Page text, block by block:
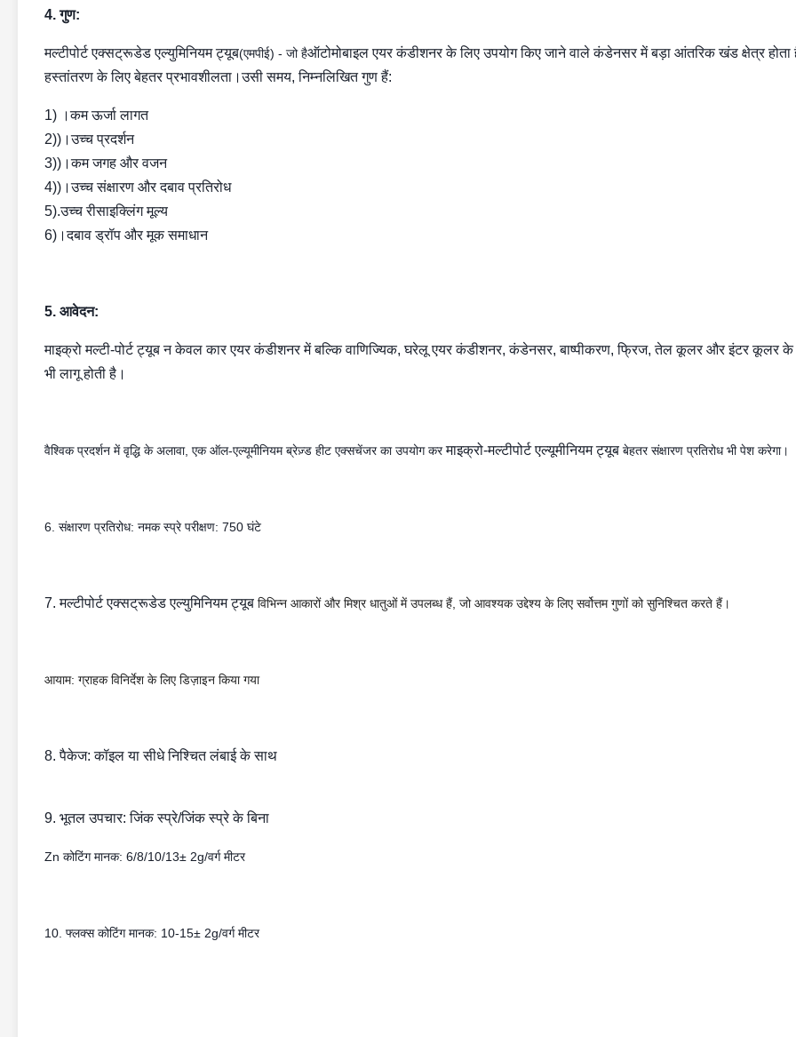
4. गुण:
मल्टीपोर्ट एक्सट्रूडेड एल्युमिनियम ट्यूब(एमपीई) - जो हैऑटोमोबाइल एयर कंडीशनर के लिए उपयोग किए जाने वाले कंडेनसर में बड़ा आंतरिक खंड क्षेत्र होता
हस्तांतरण के लिए बेहतर प्रभावशीलता।उसी समय, निम्नलिखित गुण हैं:
1) ।कम ऊर्जा लागत
2))।उच्च प्रदर्शन
3))।कम जगह और वजन
4))।उच्च संक्षारण और दबाव प्रतिरोध
5).उच्च रीसाइक्लिंग मूल्य
6)।दबाव ड्रॉप और मूक समाधान
5. आवेदन:
माइक्रो मल्टी-पोर्ट ट्यूब न केवल कार एयर कंडीशनर में बल्कि वाणिज्यिक, घरेलू एयर कंडीशनर, कंडेनसर, बाष्पीकरण, फ्रिज, तेल कूलर और इंटर कूलर के
भी लागू होती है।
वैश्विक प्रदर्शन में वृद्धि के अलावा, एक ऑल-एल्यूमीनियम ब्रेज़्ड हीट एक्सचेंजर का उपयोग करमाइक्रो-मल्टीपोर्ट एल्यूमीनियम ट्यूब बेहतर संक्षारण प्रतिरोध भी पेश करेगा।
6. संक्षारण प्रतिरोध: नमक स्प्रे परीक्षण: 750 घंटे
7. मल्टीपोर्ट एक्सट्रूडेड एल्युमिनियम ट्यूब विभिन्न आकारों और मिश्र धातुओं में उपलब्ध हैं, जो आवश्यक उद्देश्य के लिए सर्वोत्तम गुणों को सुनिश्चित करते हैं।
आयाम: ग्राहक विनिर्देश के लिए डिज़ाइन किया गया
8. पैकेज: कॉइल या सीधे निश्चित लंबाई के साथ
9. भूतल उपचार: जिंक स्प्रे/जिंक स्प्रे के बिना
Zn कोटिंग मानक: 6/8/10/13± 2g/वर्ग मीटर
10. फ्लक्स कोटिंग मानक: 10-15± 2g/वर्ग मीटर